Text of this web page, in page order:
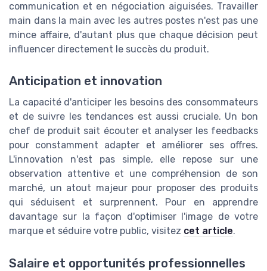
communication et en négociation aiguisées. Travailler
main dans la main avec les autres postes n'est pas une
mince affaire, d'autant plus que chaque décision peut
influencer directement le succès du produit.
Anticipation et innovation
La capacité d'anticiper les besoins des consommateurs
et de suivre les tendances est aussi cruciale. Un bon
chef de produit sait écouter et analyser les feedbacks
pour constamment adapter et améliorer ses offres.
L'innovation n'est pas simple, elle repose sur une
observation attentive et une compréhension de son
marché, un atout majeur pour proposer des produits
qui séduisent et surprennent. Pour en apprendre
davantage sur la façon d'optimiser l'image de votre
marque et séduire votre public, visitez cet article.
Salaire et opportunités professionnelles